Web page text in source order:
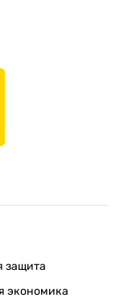
защита
экономика